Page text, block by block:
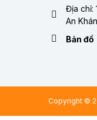
Địa chỉ:
An
Bản đồ
Copyright ©